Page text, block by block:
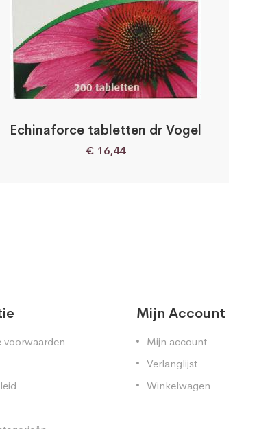
Echinaforce tabletten dr Vogel
€ 16,44
voorwaarden
Mijn Account
Mijn account
Verlanglijst
Winkelwagen